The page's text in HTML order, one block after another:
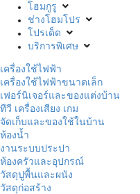
โฮมกูรู
ช่างโฮมโปร
โปรเด็ด
บริการพิเศษ
เครื่องใช้ไฟฟ้า
เครื่องใช้ไฟฟ้าขนาดเล็ก
เฟอร์นิเจอร์และของแต่งบ้าน
ทีวี เครื่องเสียง เกม
จัดเก็บและของใช้ในบ้าน
ห้องน้ำ
งานระบบประปา
ห้องครัวและอุปกรณ์
วัสดุปูพื้นและผนัง
วัสดุก่อสร้าง